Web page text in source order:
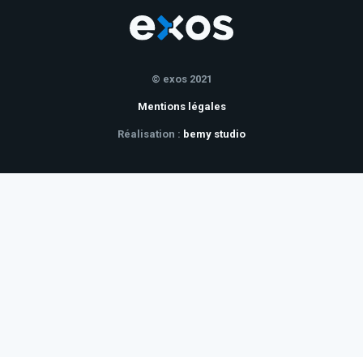
© exos 2021
Mentions légales
Réalisation : bemy studio